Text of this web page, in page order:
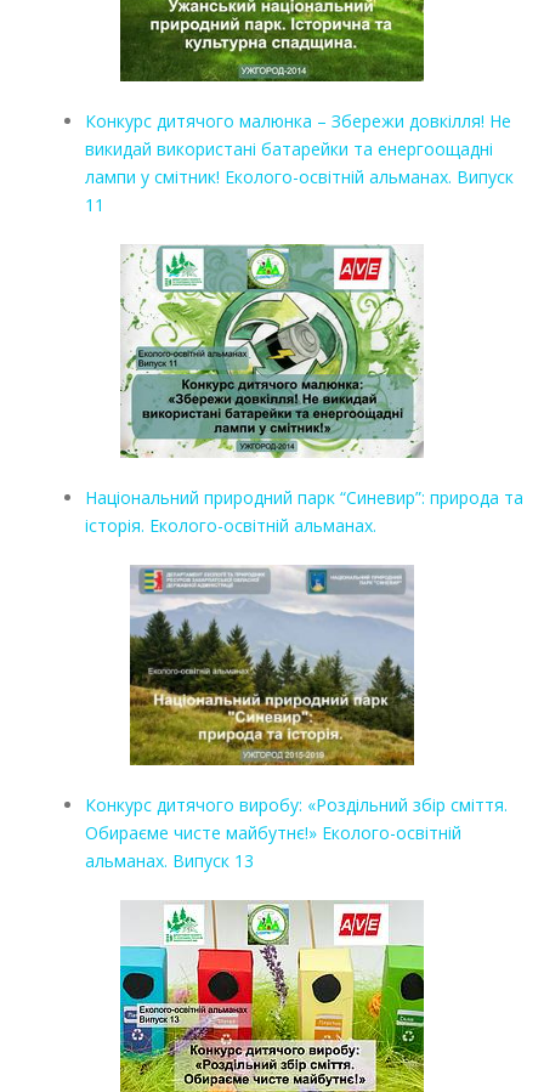
Конкурс дитячого малюнка – Збережи довкілля! Не
викидай використані батарейки та енергоощадні
лампи у смітник! Еколого-освітній альманах. Випуск
11
Національний природний парк “Синевир”: природа та
історія. Еколого-освітній альманах.
Конкурс дитячого виробу: «Роздільний збір сміття.
Обираєме чисте майбутнє!» Еколого-освітній
альманах. Випуск 13